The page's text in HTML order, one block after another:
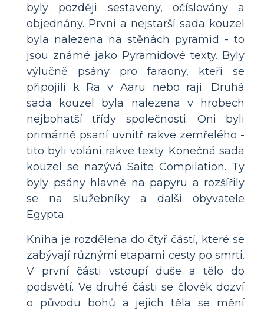
byly později sestaveny, očíslovány a
objednány. První a nejstarší sada kouzel
byla nalezena na stěnách pyramid - to
jsou známé jako Pyramidové texty. Byly
výlučně psány pro faraony, kteří se
připojili k Ra v Aaru nebo raji. Druhá
sada kouzel byla nalezena v hrobech
nejbohatší třídy společnosti. Oni byli
primárně psaní uvnitř rakve zemřelého -
tito byli voláni rakve texty. Konečná sada
kouzel se nazývá Saite Compilation. Ty
byly psány hlavně na papyru a rozšířily
se na služebníky a další obyvatele
Egypta.
Kniha je rozdělena do čtyř částí, které se
zabývají různými etapami cesty po smrti.
V první části vstoupí duše a tělo do
podsvětí. Ve druhé části se člověk dozví
o původu bohů a jejich těla se mění